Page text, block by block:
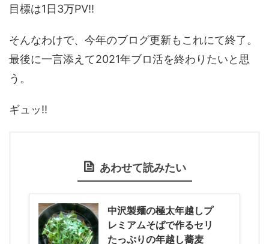
目標は1日3万PV!!
そんなわけで、今年のブログ更新もこれにて終了。
最後に一言添えて2021年ブロ活を終わりたいと思
う。
ギュッ!!
あわせて読みたい
中沢製麺の極太年越しプ
レミアムそばで作るセリ
たっぷりの年越し蕎麦